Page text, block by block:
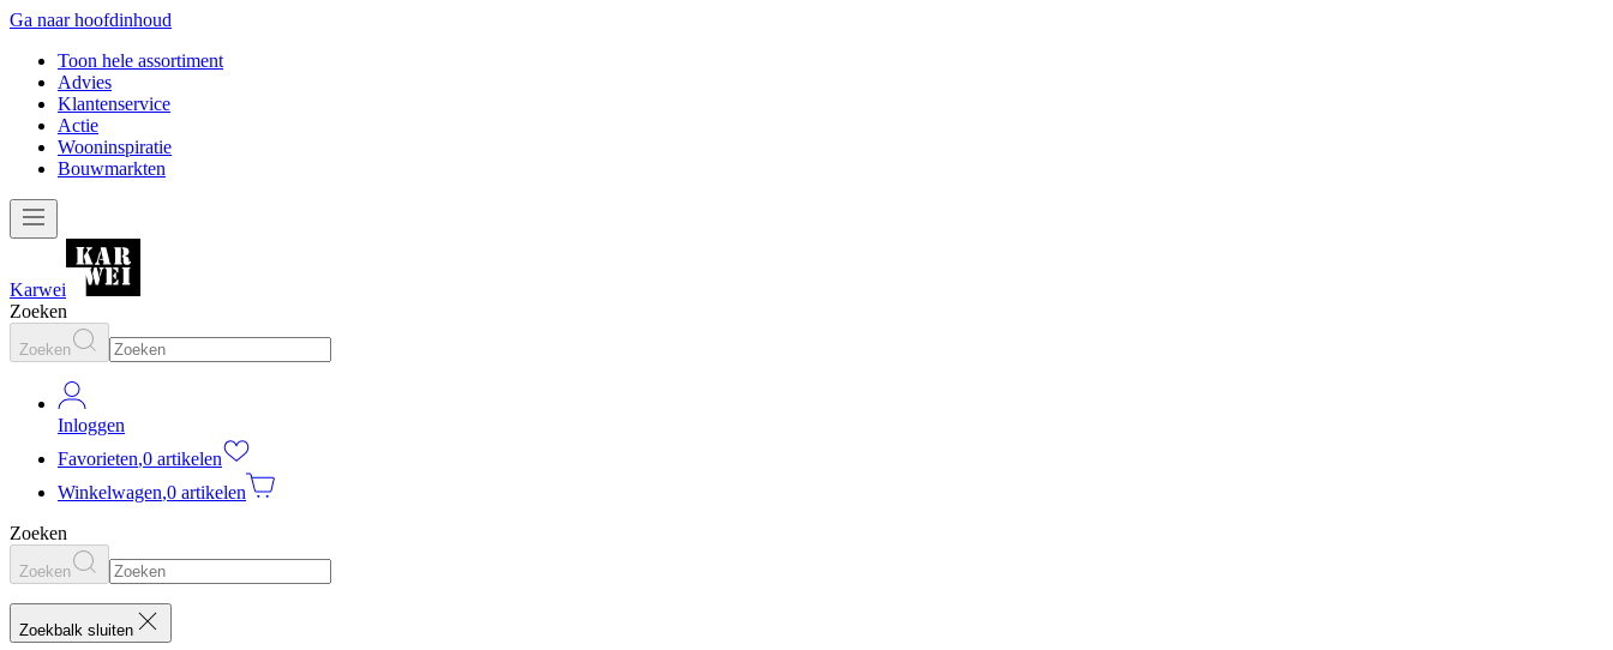
Ga naar hoofdinhoud
Toon hele assortiment
Advies
Klantenservice
Actie
Wooninspiratie
Bouwmarkten
Karwei
Zoeken
Zoeken
Inloggen
Favorieten,0 artikelen
Winkelwagen,0 artikelen
Zoeken
Zoeken
Zoekbalk sluiten